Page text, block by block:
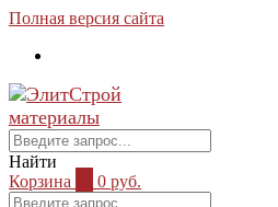
Полная версия сайта
Найти
Корзина
0 руб.